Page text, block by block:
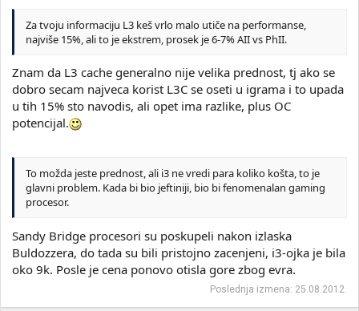
Za tvoju informaciju L3 keš vrlo malo utiče na performanse,
najviše 15%, ali to je ekstrem, prosek je 6-7% AII vs PhII.
Znam da L3 cache generalno nije velika prednost, tj ako se
dobro secam najveca korist L3C se oseti u igrama i to upada
u tih 15% sto navodis, ali opet ima razlike, plus OC
potencijal.
To možda jeste prednost, ali i3 ne vredi para koliko košta, to je
glavni problem. Kada bi bio jeftiniji, bio bi fenomenalan gaming
procesor.
Sandy Bridge procesori su poskupeli nakon izlaska
Buldozzera, do tada su bili pristojno zacenjeni, i3-ojka je bila
oko 9k. Posle je cena ponovo otisla gore zbog evra.
Poslednja izmena: 25.08.2012.